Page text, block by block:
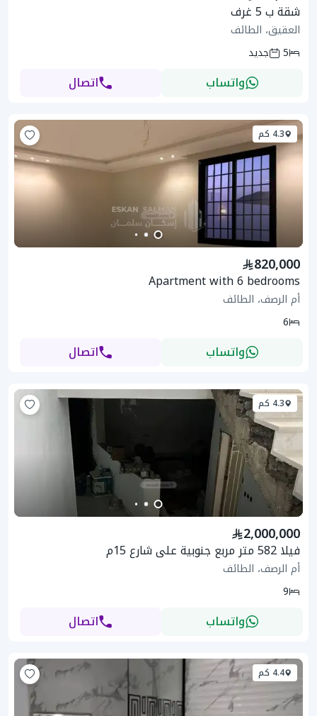
شقة ب 5 غرف
العقيق، الطائف
5
جديد
واتساب اتصال
4.3 كم
820,000
Apartment with 6 bedrooms
أم الرصف، الطائف
6
واتساب اتصال
4.3 كم
2,000,000
فيلا 582 متر مربع جنوبية على شارع 15م
أم الرصف، الطائف
9
واتساب اتصال
4.4 كم